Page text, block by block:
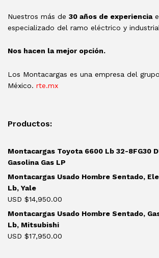
Nuestros más de 30 años de experiencia
especializado del ramo eléctrico y
Nos hacen la mejor opción.
Los Montacargas es una empresa del
México. rte.mx
Productos:
Montacargas Toyota 6600 Lb 32-8FG30
Gasolina Gas LP
Montacargas Usado Hombre Sentado,
Lb, Yale
USD $14,950.00
Montacargas Usado Hombre Sentado,
Lb, Mitsubishi
USD $17,950.00